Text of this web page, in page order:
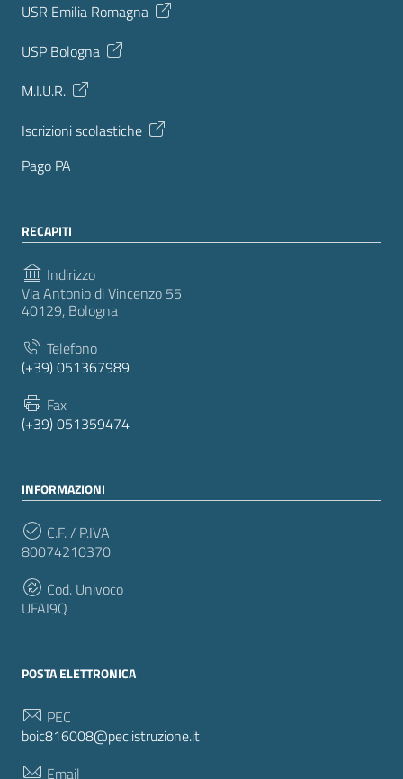
USR Emilia Romagna
USP Bologna
M.I.U.R.
Iscrizioni scolastiche
Pago PA
RECAPITI
Indirizzo
Via Antonio di Vincenzo 55
40129, Bologna
Telefono
(+39) 051367989
Fax
(+39) 051359474
INFORMAZIONI
C.F. / P.IVA
80074210370
Cod. Univoco
UFAI9Q
POSTA ELETTRONICA
PEC
boic816008@pec.istruzione.it
Email